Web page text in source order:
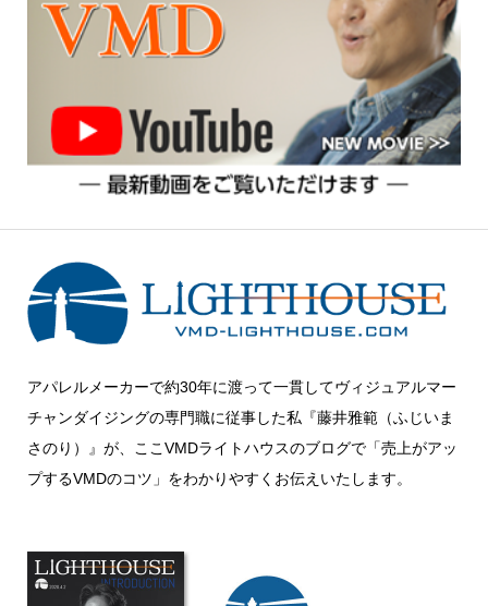
アパレルメーカーで約30年に渡って一貫してヴィジュアルマー
チャンダイジングの専門職に従事した私『藤井雅範（ふじいま
さのり）』が、ここVMDライトハウスのブログで「売上がアッ
プするVMDのコツ」をわかりやすくお伝えいたします。